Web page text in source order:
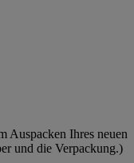
Auspacken Ihres neuen
und die Verpackung.)